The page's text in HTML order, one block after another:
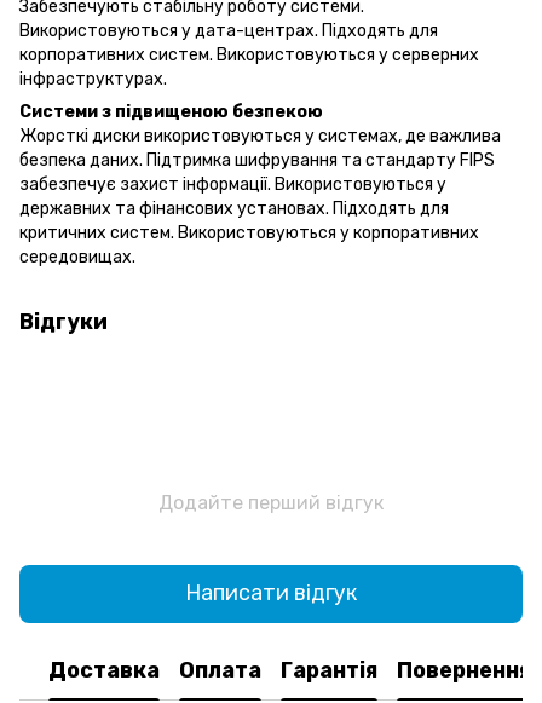
Забезпечують стабільну роботу системи.
Використовуються у дата-центрах. Підходять для
корпоративних систем. Використовуються у серверних
інфраструктурах.
Системи з підвищеною безпекою
Жорсткі диски використовуються у системах, де важлива
безпека даних. Підтримка шифрування та стандарту FIPS
забезпечує захист інформації. Використовуються у
державних та фінансових установах. Підходять для
критичних систем. Використовуються у корпоративних
середовищах.
Відгуки
Додайте перший відгук
Написати відгук
Доставка Оплата Гарантія Повернення